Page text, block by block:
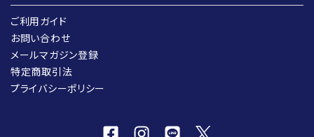
ご利用ガイド
お問い合わせ
メールマガジン登録
特定商取引法
プライバシーポリシー